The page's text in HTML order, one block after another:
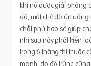
khi nó được giải phóng
đó, một chế đô ăn
chất phù hợp sẽ giúp
nhi sau này phát triển
trong 6 tháng thì thuốc
mạnh, do đó trứng